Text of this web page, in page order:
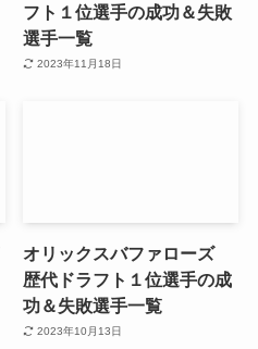
フト１位選手の成功＆失敗
選手一覧
2023年11月18日
オリックスバファローズ
歴代ドラフト１位選手の成
功＆失敗選手一覧
2023年10月13日